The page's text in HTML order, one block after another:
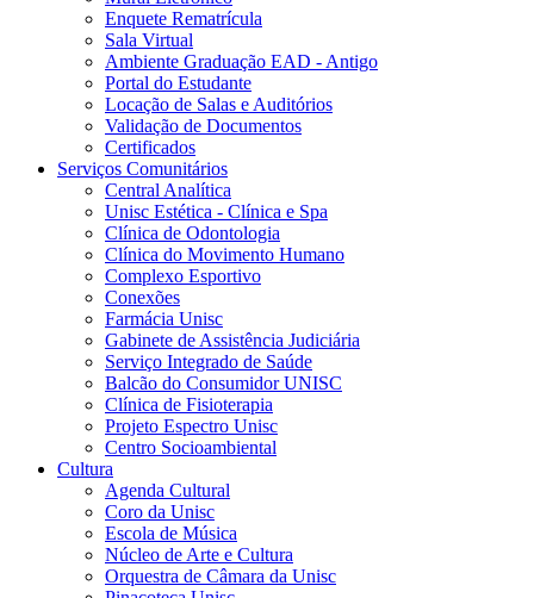
Enquete Rematrícula
Sala Virtual
Ambiente Graduação EAD - Antigo
Portal do Estudante
Locação de Salas e Auditórios
Validação de Documentos
Certificados
Serviços Comunitários
Central Analítica
Unisc Estética - Clínica e Spa
Clínica de Odontologia
Clínica do Movimento Humano
Complexo Esportivo
Conexões
Farmácia Unisc
Gabinete de Assistência Judiciária
Serviço Integrado de Saúde
Balcão do Consumidor UNISC
Clínica de Fisioterapia
Projeto Espectro Unisc
Centro Socioambiental
Cultura
Agenda Cultural
Coro da Unisc
Escola de Música
Núcleo de Arte e Cultura
Orquestra de Câmara da Unisc